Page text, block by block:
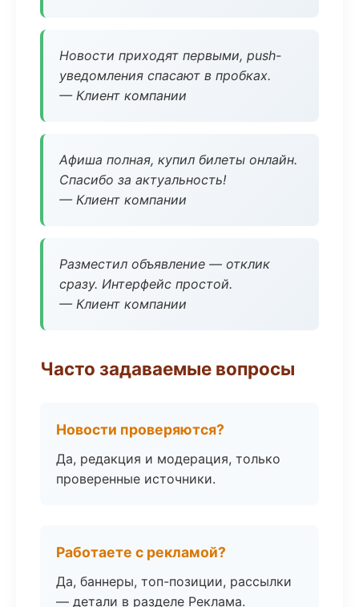
Новости приходят первыми, push-
уведомления спасают в пробках.
— Клиент компании
Афиша полная, купил билеты онлайн.
Спасибо за актуальность!
— Клиент компании
Разместил объявление — отклик
сразу. Интерфейс простой.
— Клиент компании
Часто задаваемые вопросы
Новости проверяются?
Да, редакция и модерация, только
проверенные источники.
Работаете с рекламой?
Да, баннеры, топ-позиции, рассылки
— детали в разделе Реклама.